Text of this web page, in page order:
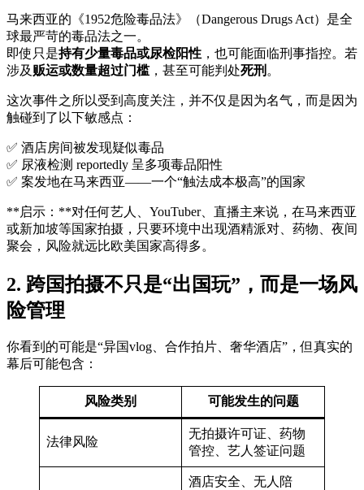
马来西亚的《1952危险毒品法》（Dangerous Drugs Act）是全
球最严苛的毒品法之一。
即使只是持有少量毒品或尿检阳性 ，也可能面临刑事指控。若
涉及 贩运或数量超过门槛，甚至可能判处死刑 。
这次事件之所以受到高度关注，并不仅是因为名气，而是因为
触碰到了以下敏感点：
✅ 酒店房间被发现疑似毒品
✅ 尿液检测 reportedly 呈多项毒品阳性
✅ 案发地在马来西亚——一个“触法成本极高”的国家
**启示：**对任何艺人、YouTuber、直播主来说，在马来西亚
或新加坡等国家拍摄，只要环境中出现酒精派对、药物、夜间
聚会，风险就远比欧美国家高得多。
2. 跨国拍摄不只是“出国玩”，而是一场风
险管理
你看到的可能是“异国vlog、合作拍片、奢华酒店”，但真实的
幕后可能包含：
风险类别 可能发生的问题
法律风险
无拍摄许可证、药物
管控、艺人签证问题
酒店安全、无人陪